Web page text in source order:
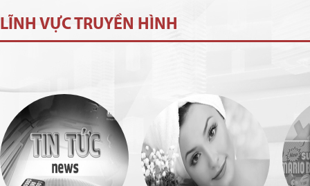
LĨNH VỰC TRUYỀN HÌNH